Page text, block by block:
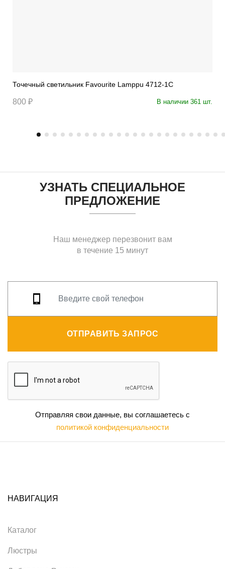
Точечный светильник Favourite Lamppu 4712-1C
800 ₽ В наличии 361 шт.
УЗНАТЬ СПЕЦИАЛЬНОЕ
ПРЕДЛОЖЕНИЕ
Наш менеджер перезвонит вам
в течение 15 минут
ОТПРАВИТЬ ЗАПРОС
Отправляя свои данные, вы соглашаетесь с
политикой конфиденциальности
НАВИГАЦИЯ
Каталог
Люстры